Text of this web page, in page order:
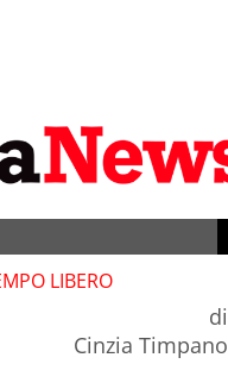
LIBERO
di
Cinzia Timpano